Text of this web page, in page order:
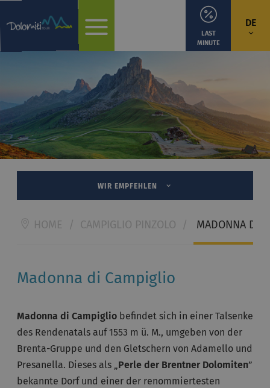
DE
LAST
MINUTE
WIR EMPFEHLEN
HOME / CAMPIGLIO PINZOLO / MADONNA DI
Madonna di Campiglio
Madonna di Campigliobefindet sich in einer Talsenke
des Rendenatals auf 1553 m ü. M., umgeben von der
Brenta-Gruppe und den Gletschern von Adamello und
Presanella. Dieses als „Perle der Brentner Dolomiten”
bekannte Dorf und einer der renommiertesten